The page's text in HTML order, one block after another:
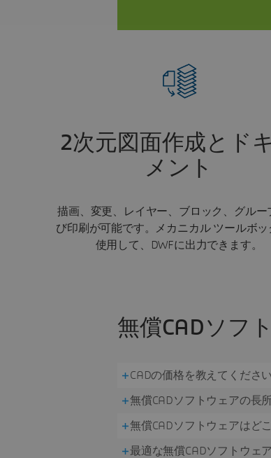
2次元図面作成とド
メント
描画、変更、レイヤー、ブロック、グルー
び印刷が可能です。メカニカル ツールボッ
使用して、DWFに出力できます。
無償CADソフ
CADの価格を教えてください
無償CADソフトウェアの長
無償CADソフトウェアはど
最適な無償CADソフトウェ